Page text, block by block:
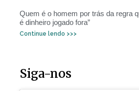
Quem é o homem por trás da regra
é dinheiro jogado fora”
Continue lendo >>>
Siga-nos